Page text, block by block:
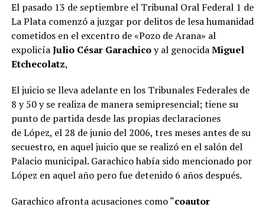
El pasado 13 de septiembre el Tribunal Oral Federal 1 de
La Plata comenzó a juzgar por delitos de lesa humanidad
cometidos en el excentro de «Pozo de Arana» al
expolicíaJulio César Garachicoy al genocidaMiguel
Etchecolatz,
El juicio se lleva adelante en los Tribunales Federales de
8 y 50 y se realiza de manera semipresencial; tiene su
punto de partida desde las propias declaraciones
de López, el 28 de junio del 2006, tres meses antes de su
secuestro, en aquel juicio que se realizó en el salón del
Palacio municipal. Garachico había sido mencionado por
López en aquel año pero fue detenido 6 años después.
Garachico afronta acusaciones como “coautor